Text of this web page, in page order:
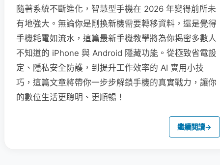
隨著系統不斷進化，智慧型手機在 2026 年變得前所未
有地強大。無論你是剛換新機需要轉移資料，還是覺得
手機耗電如流水，這篇最新手機教學將為你揭密多數人
不知道的 iPhone 與 Android 隱藏功能。從極致省電設
定、隱私安全防護，到提升工作效率的 AI 實用小技
巧，這篇文章將帶你一步步解鎖手機的真實戰力，讓你
的數位生活更聰明、更順暢！
繼續閱讀→